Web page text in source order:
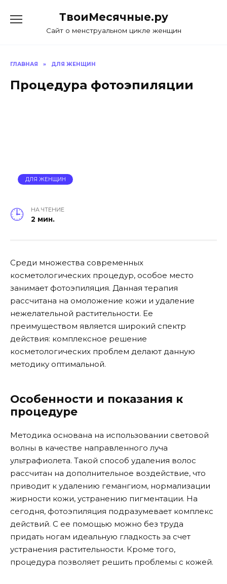
ТвоиМесячные.ру
Сайт о менструальном цикле женщин
ГЛАВНАЯ » ДЛЯ ЖЕНЩИН
Процедура фотоэпиляции
ДЛЯ ЖЕНЩИН
НА ЧТЕНИЕ
2 мин.
Среди множества современных
косметологических процедур, особое место
занимает фотоэпиляция. Данная терапия
рассчитана на омоложение кожи и удаление
нежелательной растительности. Ее
преимуществом является широкий спектр
действия: комплексное решение
косметологических проблем делают данную
методику оптимальной.
Особенности и показания к
процедуре
Методика основана на использовании световой
волны в качестве направленного луча
ультрафиолета. Такой способ удаления волос
рассчитан на дополнительное воздействие, что
приводит к удалению гемангиом, нормализации
жирности кожи, устранению пигментации. На
сегодня, фотоэпиляция подразумевает комплекс
действий. С ее помощью можно без труда
придать ногам идеальную гладкость за счет
устранения растительности. Кроме того,
процедура позволяет решить проблемы с кожей.